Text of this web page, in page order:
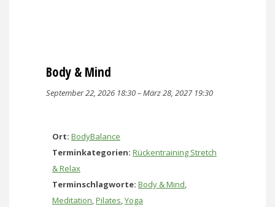
Body & Mind
September 22, 2026 18:30–März 28, 2027 19:30
Ort: BodyBalance
Terminkategorien: Rückentraining Stretch
& Relax
Terminschlagworte: Body & Mind,
Meditation,Pilates,Yoga